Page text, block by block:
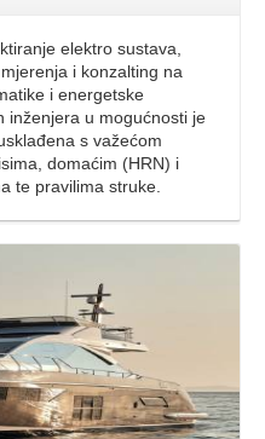
elektro sustava,
i konzalting na
i energetske
inženjera u mogućnosti je
s važećom
domaćim (HRN) i
te pravilima struke.